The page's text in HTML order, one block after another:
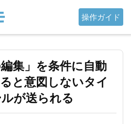
操作ガイド
集」を条件に自動
と意図しないタイ
が送られる